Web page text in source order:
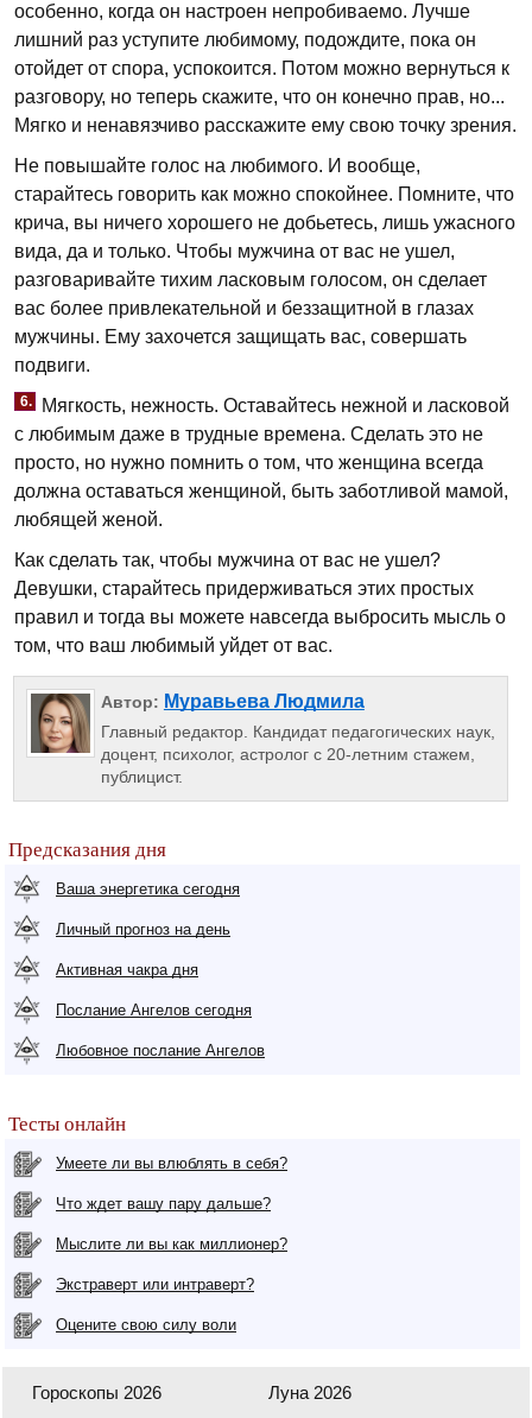
особенно, когда он настроен непробиваемо. Лучше
лишний раз уступите любимому, подождите, пока он
отойдет от спора, успокоится. Потом можно вернуться к
разговору, но теперь скажите, что он конечно прав, но...
Мягко и ненавязчиво расскажите ему свою точку зрения.
Не повышайте голос на любимого. И вообще,
старайтесь говорить как можно спокойнее. Помните, что
крича, вы ничего хорошего не добьетесь, лишь ужасного
вида, да и только. Чтобы мужчина от вас не ушел,
разговаривайте тихим ласковым голосом, он сделает
вас более привлекательной и беззащитной в глазах
мужчины. Ему захочется защищать вас, совершать
подвиги.
6.
Мягкость, нежность. Оставайтесь нежной и ласковой
с любимым даже в трудные времена. Сделать это не
просто, но нужно помнить о том, что женщина всегда
должна оставаться женщиной, быть заботливой мамой,
любящей женой.
Как сделать так, чтобы мужчина от вас не ушел?
Девушки, старайтесь придерживаться этих простых
правил и тогда вы можете навсегда выбросить мысль о
том, что ваш любимый уйдет от вас.
Автор: Муравьева Людмила
Главный редактор. Кандидат педагогических наук,
доцент, психолог, астролог с 20-летним стажем,
публицист.
Предсказания дня
Ваша энергетика сегодня
Личный прогноз на день
Активная чакра дня
Послание Ангелов сегодня
Любовное послание Ангелов
Тесты онлайн
Умеете ли вы влюблять в себя?
Что ждет вашу пару дальше?
Мыслите ли вы как миллионер?
Экстраверт или интраверт?
Оцените свою силу воли
Гороскопы 2026 Луна 2026